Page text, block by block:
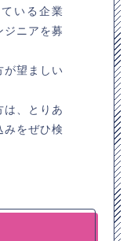
いる企業
ニアを募
が望ましい
、とりあ
をぜひ検